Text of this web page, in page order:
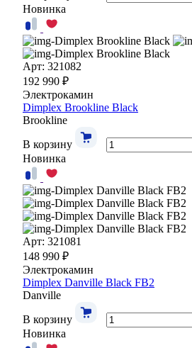
Новинка
Арт: 321082
192 990 ₽
Электрокамин
Dimplex Brookline Black
Brookline
В корзину
Новинка
Арт: 321081
148 990 ₽
Электрокамин
Dimplex Danville Black FB2
Danville
В корзину
Новинка